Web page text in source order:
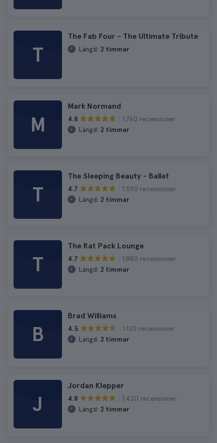
T
The Fab Four - The Ultimate Tribute
Längd: 2 timmar
M
Mark Normand
4.8
1.760 recensioner
Längd: 2 timmar
T
The Sleeping Beauty - Ballet
4.7
1.590 recensioner
Längd: 2 timmar
T
The Rat Pack Lounge
4.7
1.880 recensioner
Längd: 2 timmar
B
Brad Williams
4.5
1.120 recensioner
Längd: 2 timmar
J
Jordan Klepper
4.8
1.420 recensioner
Längd: 2 timmar